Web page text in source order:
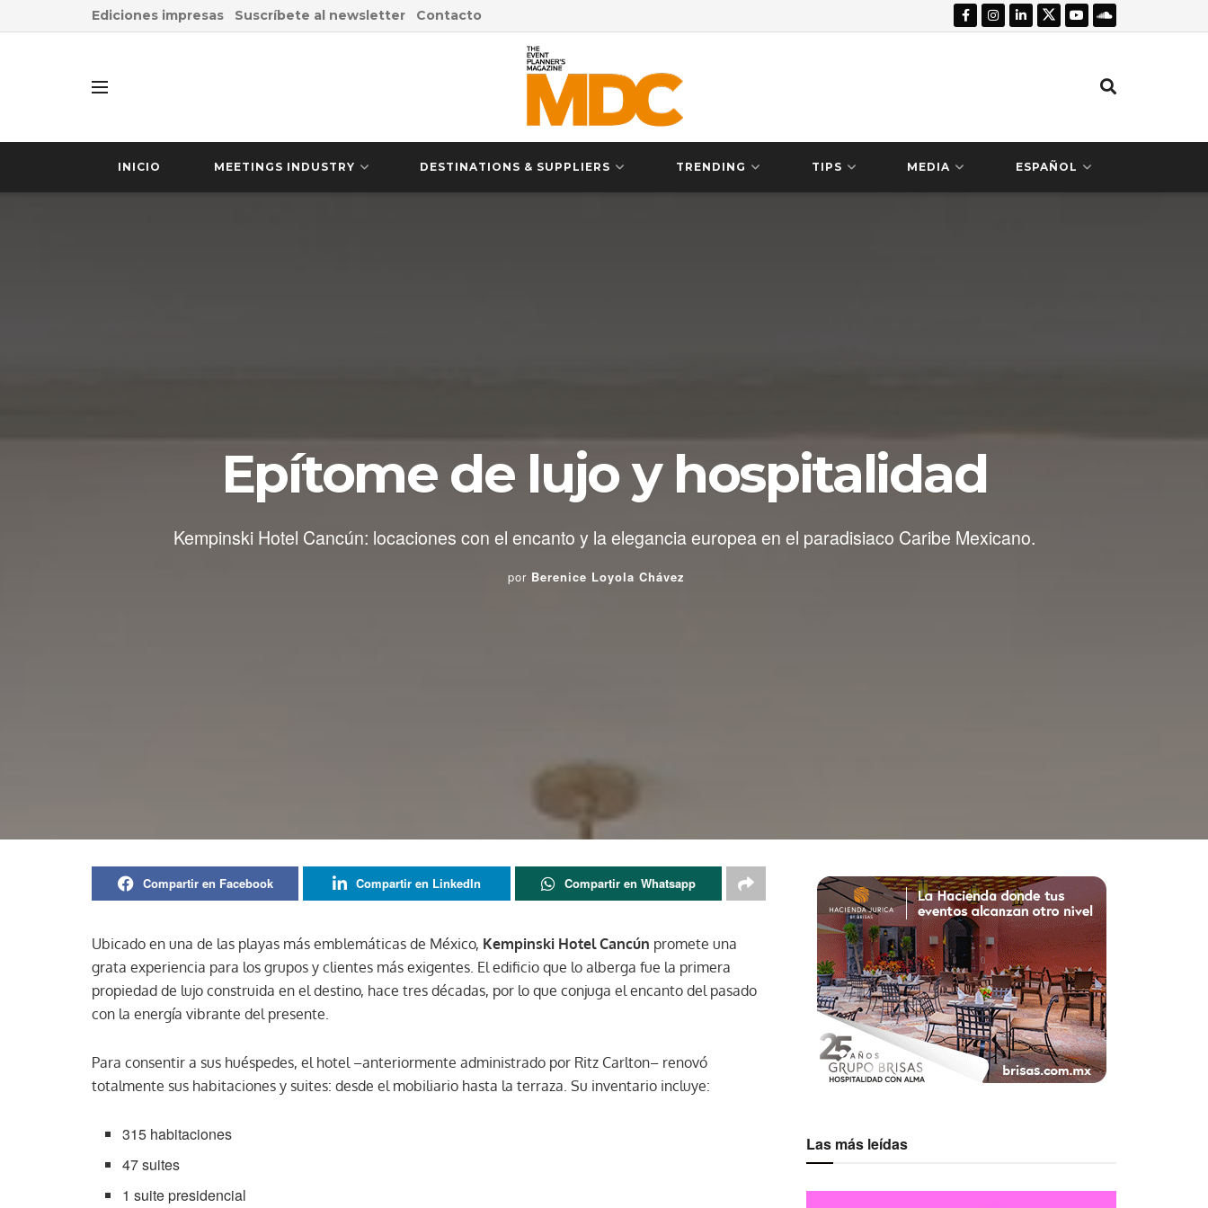
Ediciones impresas Suscríbete al newsletter Contacto
INICIO MEETINGS INDUSTRY DESTINATIONS & SUPPLIERS TRENDING TIPS MEDIA ESPAÑOL
Epítome de lujo y hospitalidad
Kempinski Hotel Cancún: locaciones con el encanto y la elegancia europea en el paradisiaco Caribe Mexicano.
por Berenice Loyola Chávez
Compartir en Facebook Compartir en LinkedIn Compartir en Whatsapp
Ubicado en una de las playas más emblemáticas de México, Kempinski Hotel Cancún promete una
grata experiencia para los grupos y clientes más exigentes. El edificio que lo alberga fue la primera
propiedad de lujo construida en el destino, hace tres décadas, por lo que conjuga el encanto del pasado
con la energía vibrante del presente.
Para consentir a sus huéspedes, el hotel –anteriormente administrado por Ritz Carlton– renovó
totalmente sus habitaciones y suites: desde el mobiliario hasta la terraza. Su inventario incluye:
315 habitaciones
47 suites
1 suite presidencial
Las más leídas